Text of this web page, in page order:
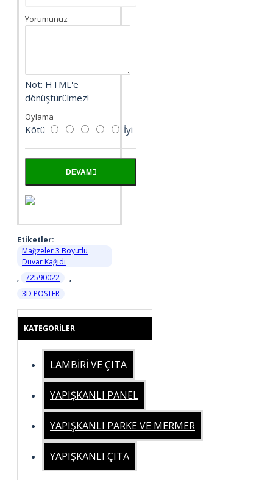
Yorumunuz
Not: HTML'e
dönüştürülmez!
Oylama
Kötü İyi
DEVAM
Etiketler:
Mağzeler 3 Boyutlu
Duvar Kağıdı
,
72590022
,
3D POSTER
KATEGORILER
LAMBİRİ VE ÇITA
YAPIŞKANLI PANEL
YAPIŞKANLI PARKE VE MERMER
YAPIŞKANLI ÇITA